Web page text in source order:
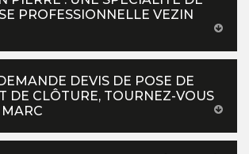
PROFESSIONNELLE VEZIN
DEVIS DE POSE DE
DE CLÔTURE, TOURNEZ-VOUS